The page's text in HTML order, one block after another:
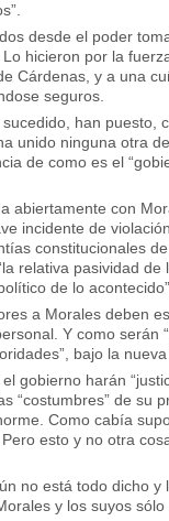
desde el poder
hicieron por la
Cárdenas, y a una
seguros.
han puesto,
unido ninguna otra
de como es el
abiertamente con
incidente de
constitucionales
relativa pasividad
de lo acontecido”.
a Morales deben
Y como serán
bajo la
gobierno harán
“costumbres” de su
Como cabía
esto y no otra
no está todo dicho
y los suyos